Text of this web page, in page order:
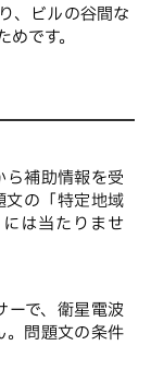
、ビルの谷間な
です。
ら補助情報を受
文の「特定地域
は当たりませ
ーで、衛星電波
。問題文の条件